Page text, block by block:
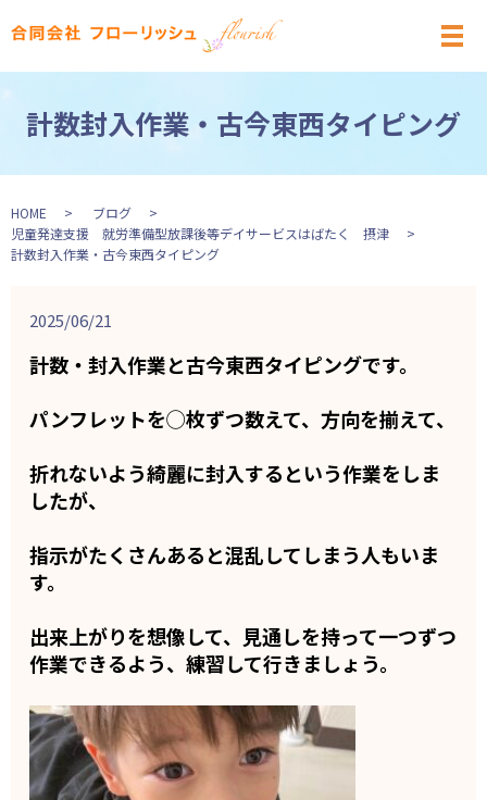
メ
計数封入作業・古今東西タイピング
HOME
ブログ
児童発達支援 就労準備型放課後等デイサービスはばたく 摂津
計数封入作業・古今東西タイピング
2025/06/21
計数・封入作業と古今東西タイピングです。
パンフレットを◯枚ずつ数えて、方向を揃えて、
折れないよう綺麗に封入するという作業をしま
したが、
指示がたくさんあると混乱してしまう人もいま
す。
出来上がりを想像して、見通しを持って一つずつ
作業できるよう、練習して行きましょう。